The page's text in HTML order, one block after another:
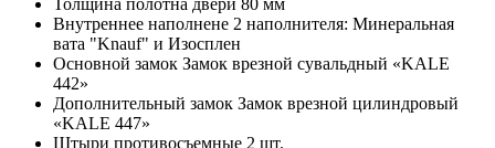
Толщина полотна двери 80 мм
Внутреннее наполнене 2 наполнителя: Минеральная
вата "Knauf" и Изосплен
Основной замок Замок врезной сувальдный «KALE
442»
Дополнительный замок Замок врезной цилиндровый
«KALE 447»
Штыри противосъемные 2 шт.